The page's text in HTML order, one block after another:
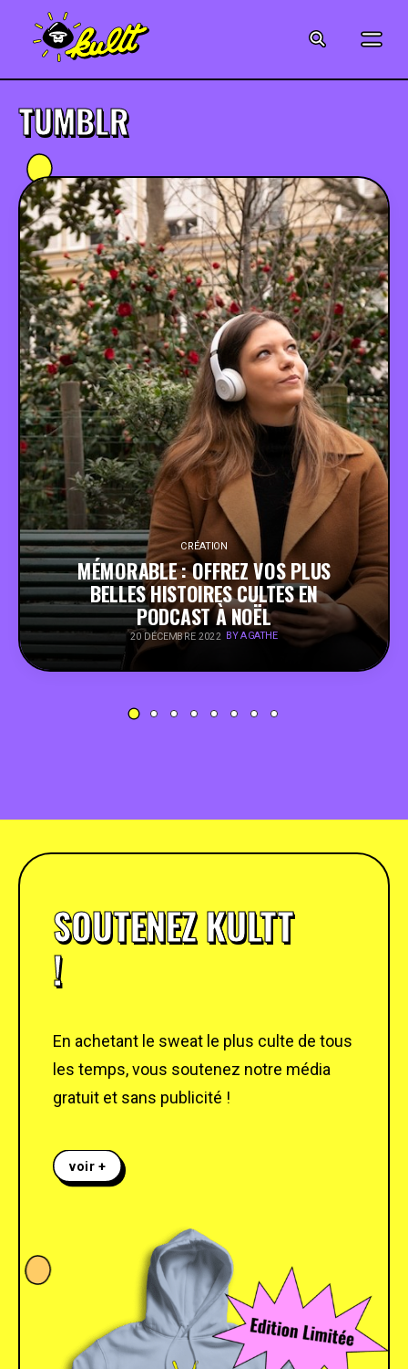
MUSIQUE
CRÉATION
ART
JEUX-VIDÉO
VINTAGE
PEOPLE
FOOD
BONS PLANS
SOUTENEZ KULTT
TUMBLR
CRÉATION
MÉMORABLE : OFFREZ VOS PLUS
BELLES HISTOIRES CULTES EN
PODCAST À NOËL
20 DÉCEMBRE 2022 BY AGATHE
SOUTENEZ KULTT
!
En achetant le sweat le plus culte de tous
les temps, vous soutenez notre média
gratuit et sans publicité !
voir +